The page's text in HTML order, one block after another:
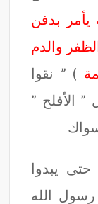
بدفن
والدم
) ” نقوا
الأفلح ”
يبدوا
الله